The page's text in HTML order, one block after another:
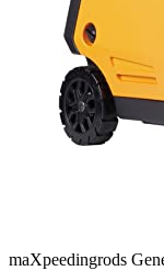
maXpeedingrods